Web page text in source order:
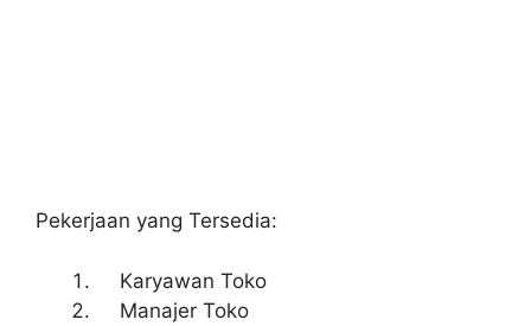
Pekerjaan yang Tersedia:
Karyawan Toko
Manajer Toko